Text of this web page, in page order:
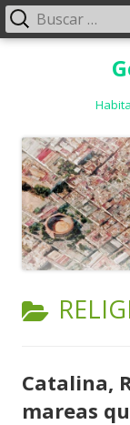
Menú
Catalina,
mareas